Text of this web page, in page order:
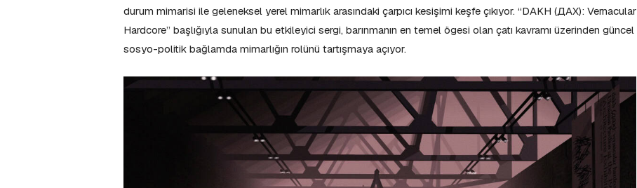
durum mimarisi ile geleneksel yerel mimarlık arasındaki çarpıcı kesişimi keşfe çıkıyor. “DAKH (ДАХ): Vernacular
Hardcore” başlığıyla sunulan bu etkileyici sergi, barınmanın en temel ögesi olan çatı kavramı üzerinden güncel
sosyo-politik bağlamda mimarlığın rolünü tartışmaya açıyor.